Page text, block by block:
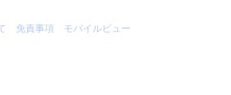
免責事項 モバイルビュー